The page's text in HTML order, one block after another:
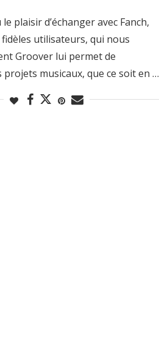
plaisir d’échanger avec Fanch,
utilisateurs, qui nous
Groover lui permet de
projets musicaux, que ce soit en …